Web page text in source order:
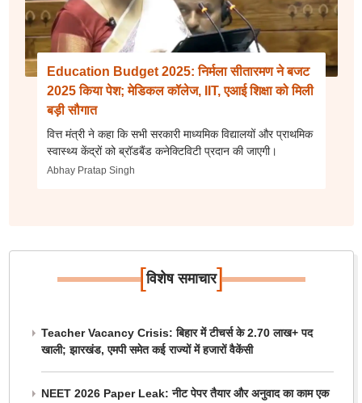
Education Budget 2025: निर्मला सीतारमण ने बजट
2025 किया पेश; मेडिकल कॉलेज, IIT, एआई शिक्षा को मिली
बड़ी सौगात
वित्त मंत्री ने कहा कि सभी सरकारी माध्यमिक विद्यालयों और प्राथमिक
स्वास्थ्य केंद्रों को ब्रॉडबैंड कनेक्टिविटी प्रदान की जाएगी।
Abhay Pratap Singh
[विशेष समाचार]
Teacher Vacancy Crisis: बिहार में टीचर्स के 2.70 लाख+ पद
खाली; झारखंड, एमपी समेत कई राज्यों में हजारों वैकेंसी
NEET 2026 Paper Leak: नीट पेपर तैयार और अनुवाद का काम एक